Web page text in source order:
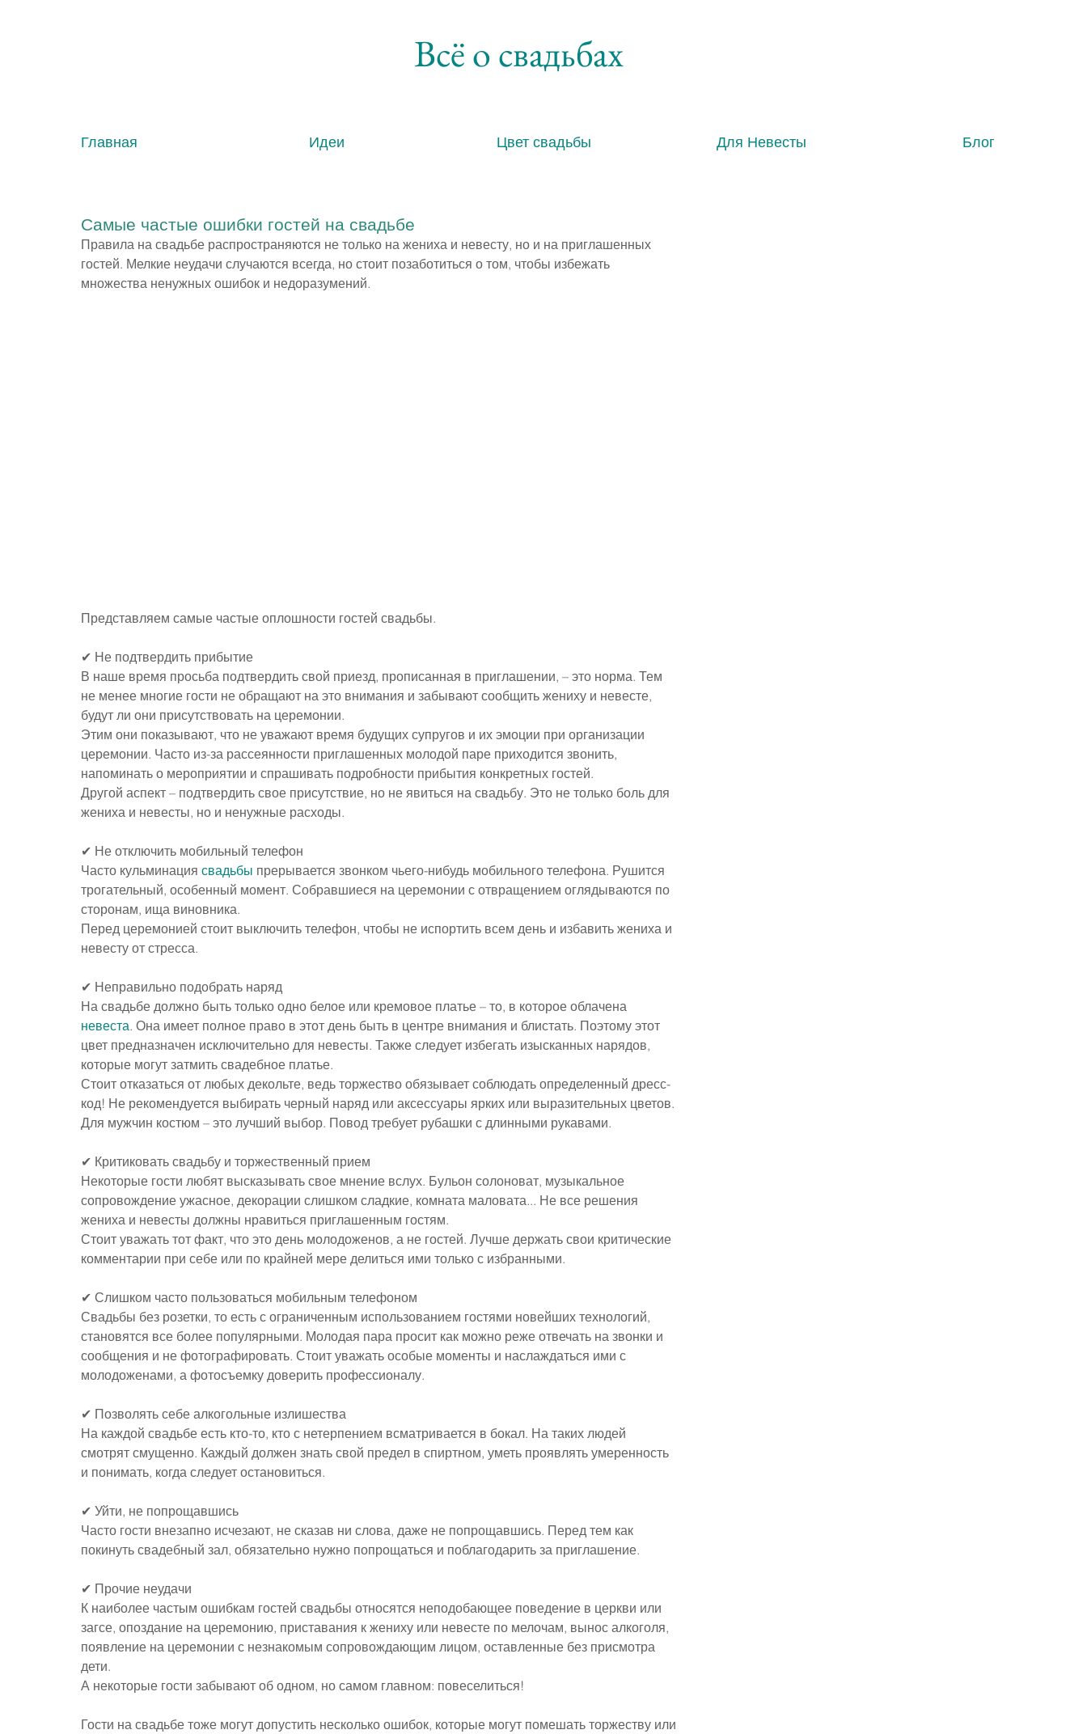
Всё о свадьбах
Главная Идеи Цвет свадьбы Для Невесты Блог
Самые частые ошибки гостей на свадьбе
Правила на свадьбе распространяются не только на жениха и невесту, но и на приглашенных
гостей. Мелкие неудачи случаются всегда, но стоит позаботиться о том, чтобы избежать
множества ненужных ошибок и недоразумений.
Представляем самые частые оплошности гостей свадьбы.
✔ Не подтвердить прибытие
В наше время просьба подтвердить свой приезд, прописанная в приглашении, – это норма. Тем
не менее многие гости не обращают на это внимания и забывают сообщить жениху и невесте,
будут ли они присутствовать на церемонии.
Этим они показывают, что не уважают время будущих супругов и их эмоции при организации
церемонии. Часто из-за рассеянности приглашенных молодой паре приходится звонить,
напоминать о мероприятии и спрашивать подробности прибытия конкретных гостей.
Другой аспект – подтвердить свое присутствие, но не явиться на свадьбу. Это не только боль для
жениха и невесты, но и ненужные расходы.
✔ Не отключить мобильный телефон
Часто кульминация свадьбы прерывается звонком чьего-нибудь мобильного телефона. Рушится
трогательный, особенный момент. Собравшиеся на церемонии с отвращением оглядываются по
сторонам, ища виновника.
Перед церемонией стоит выключить телефон, чтобы не испортить всем день и избавить жениха и
невесту от стресса.
✔ Неправильно подобрать наряд
На свадьбе должно быть только одно белое или кремовое платье – то, в которое облачена
невеста. Она имеет полное право в этот день быть в центре внимания и блистать. Поэтому этот
цвет предназначен исключительно для невесты. Также следует избегать изысканных нарядов,
которые могут затмить свадебное платье.
Стоит отказаться от любых декольте, ведь торжество обязывает соблюдать определенный дресс-
код! Не рекомендуется выбирать черный наряд или аксессуары ярких или выразительных цветов.
Для мужчин костюм – это лучший выбор. Повод требует рубашки с длинными рукавами.
✔ Критиковать свадьбу и торжественный прием
Некоторые гости любят высказывать свое мнение вслух. Бульон солоноват, музыкальное
сопровождение ужасное, декорации слишком сладкие, комната маловата... Не все решения
жениха и невесты должны нравиться приглашенным гостям.
Стоит уважать тот факт, что это день молодоженов, а не гостей. Лучше держать свои критические
комментарии при себе или по крайней мере делиться ими только с избранными.
✔ Слишком часто пользоваться мобильным телефоном
Свадьбы без розетки, то есть с ограниченным использованием гостями новейших технологий,
становятся все более популярными. Молодая пара просит как можно реже отвечать на звонки и
сообщения и не фотографировать. Стоит уважать особые моменты и наслаждаться ими с
молодоженами, а фотосъемку доверить профессионалу.
✔ Позволять себе алкогольные излишества
На каждой свадьбе есть кто-то, кто с нетерпением всматривается в бокал. На таких людей
смотрят смущенно. Каждый должен знать свой предел в спиртном, уметь проявлять умеренность
и понимать, когда следует остановиться.
✔ Уйти, не попрощавшись
Часто гости внезапно исчезают, не сказав ни слова, даже не попрощавшись. Перед тем как
покинуть свадебный зал, обязательно нужно попрощаться и поблагодарить за приглашение.
✔ Прочие неудачи
К наиболее частым ошибкам гостей свадьбы относятся неподобающее поведение в церкви или
загсе, опоздание на церемонию, приставания к жениху или невесте по мелочам, вынос алкоголя,
появление на церемонии с незнакомым сопровождающим лицом, оставленные без присмотра
дети.
А некоторые гости забывают об одном, но самом главном: повеселиться!
Гости на свадьбе тоже могут допустить несколько ошибок, которые могут помешать торжеству или